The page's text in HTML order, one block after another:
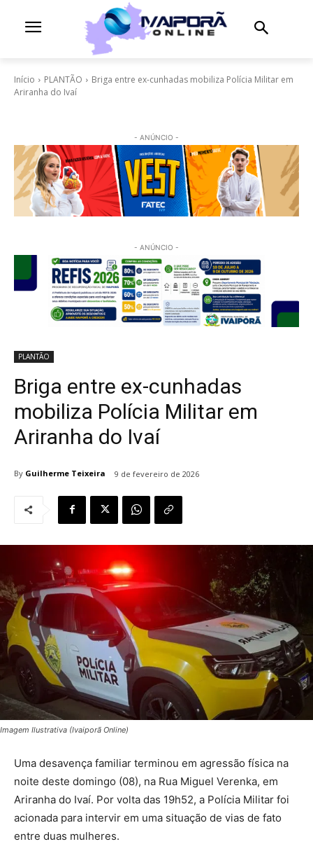
Início PLANTÃO
Briga entre ex-cunhadas mobiliza Polícia Militar em
Ariranha do Ivaí
- ANÚNCIO -
- ANÚNCIO -
PLANTÃO
Briga entre ex-cunhadas
mobiliza Polícia Militar em
Ariranha do Ivaí
By Guilherme Teixeira 9 de fevereiro de 2026
Imagem Ilustrativa (Ivaiporã Online)
Uma desavença familiar terminou em agressão física na
noite deste domingo (08), na Rua Miguel Verenka, em
Ariranha do Ivaí. Por volta das 19h52, a Polícia Militar foi
acionada para intervir em uma situação de vias de fato
entre duas mulheres.